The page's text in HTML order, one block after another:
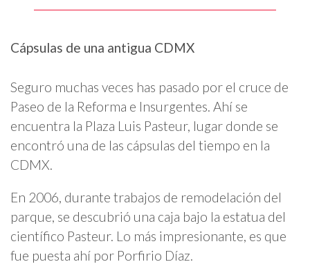
Cápsulas de una antigua CDMX
Seguro muchas veces has pasado por el cruce de
Paseo de la Reforma e Insurgentes. Ahí se
encuentra la Plaza Luis Pasteur, lugar donde se
encontró una de las cápsulas del tiempo en la
CDMX.
En 2006, durante trabajos de remodelación del
parque, se descubrió una caja bajo la estatua del
científico Pasteur. Lo más impresionante, es que
fue puesta ahí por Porfirio Díaz.